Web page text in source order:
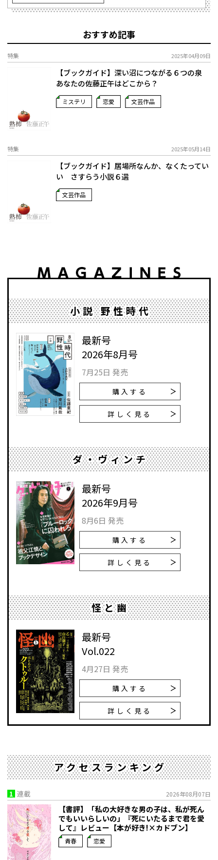
おすすめ記事
特集 2025年04月09日
【ブックガイド】深い沼につながる６つの泉
あなたの佐藤正午はどこから？
ミステリ 恋愛 文芸作品
特集 2025年05月14日
【ブックガイド】居場所なんか、なくたってい
い さすらう小説６選
文芸作品
小説 野性時代
最新号
2026年8月号
7月25日 発売
購入する
詳しく見る
ダ・ヴィンチ
最新号
2026年9月号
8月6日 発売
購入する
詳しく見る
怪と幽
最新号
Vol.022
4月27日 発売
購入する
詳しく見る
アクセスランキング
1 連載 2026年08月07日
【書評】「私の大好きな男の子は、私が死ん
でもいいらしいの」――『死にいたるまで君を愛
して』レビュー【本が好き!×カドブン】
青春 恋愛